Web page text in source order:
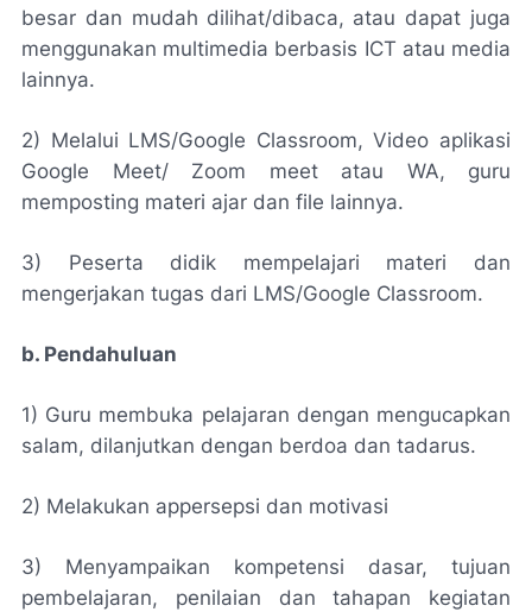
besar dan mudah dilihat/dibaca, atau dapat juga
menggunakan multimedia berbasis ICT atau media
lainnya.
2) Melalui LMS/Google Classroom, Video aplikasi
Google Meet/ Zoom meet atau WA, guru
memposting materi ajar dan file lainnya.
3) Peserta didik mempelajari materi dan
mengerjakan tugas dari LMS/Google Classroom.
b. Pendahuluan
1) Guru membuka pelajaran dengan mengucapkan
salam, dilanjutkan dengan berdoa dan tadarus.
2) Melakukan appersepsi dan motivasi
3) Menyampaikan kompetensi dasar, tujuan
pembelajaran, penilaian dan tahapan kegiatan